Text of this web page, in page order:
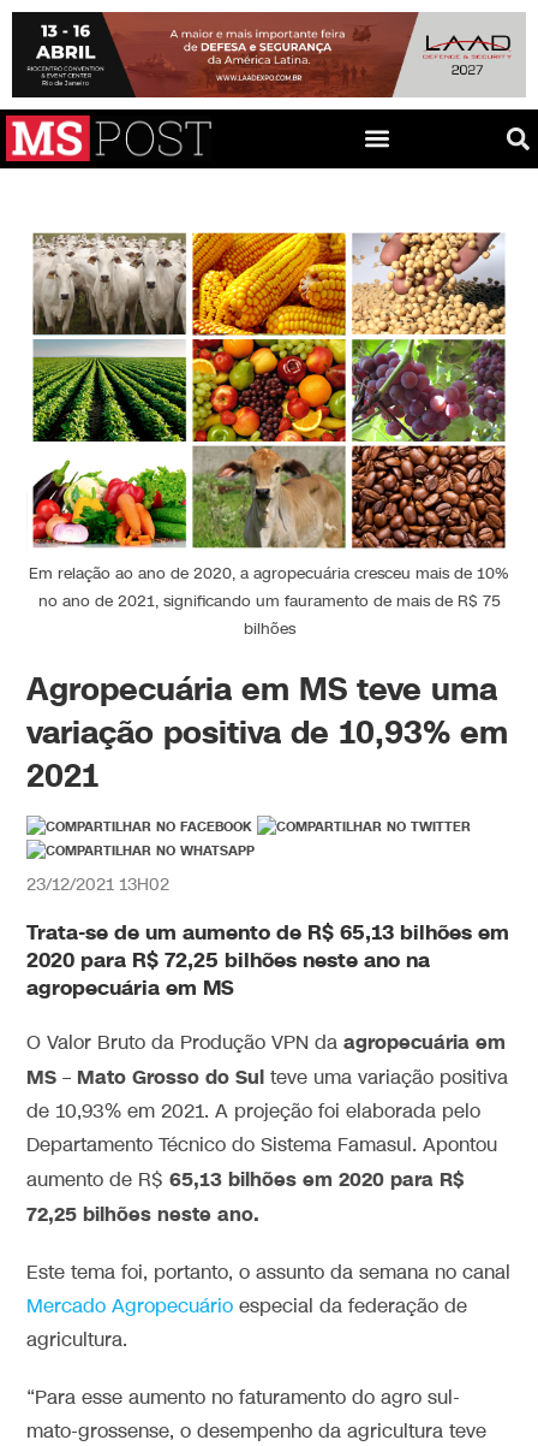
Em relação ao ano de 2020, a agropecuária cresceu mais de 10%
no ano de 2021, significando um fauramento de mais de R$ 75
bilhões
Agropecuária em MS teve uma
variação positiva de 10,93% em
2021
23/12/2021 13H02
Trata-se de um aumento de R$ 65,13 bilhões em
2020 para R$ 72,25 bilhões neste ano na
agropecuária em MS
O Valor Bruto da Produção VPN da agropecuária em
MS – Mato Grosso do Sul teve uma variação positiva
de 10,93% em 2021. A projeção foi elaborada pelo
Departamento Técnico do Sistema Famasul. Apontou
aumento de R$65,13 bilhões em 2020 para R$
72,25 bilhões neste ano.
Este tema foi, portanto, o assunto da semana no canal
Mercado Agropecuário especial da federação de
agricultura.
“Para esse aumento no faturamento do agro sul-
mato-grossense, o desempenho da agricultura teve